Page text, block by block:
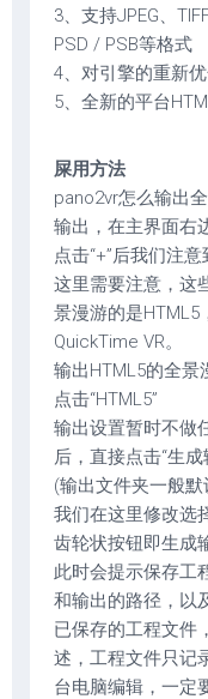
3、支持JPEG、
PSD / PSB等格式
4、对引擎的重新
5、全新的平台
屎用方法
pano2vr怎么输出
输出，在主界面右
点击“+”后我们注
这里需要注意，这
景漫游的是HTML5
QuickTime VR。
输出HTML5的全景
点击“HTML5”
输出设置暂时不做
后，直接点击“生成
(输出文件夹一般
我们在这里修改选
齿轮状按钮即生成
此时会提示保存工
和输出的路径，以
已保存的工程文件
述，工程文件只记
台电脑编辑，一定